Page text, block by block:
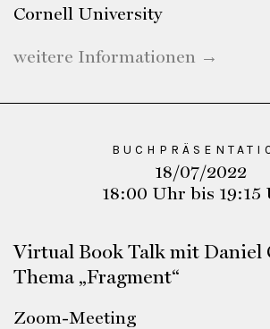
Cornell University
weitere Informationen →
18/07/2022
18:00 Uhr bis 19:15
Virtual Book Talk mit Daniel
Thema „Fragment“
Zoom-Meeting